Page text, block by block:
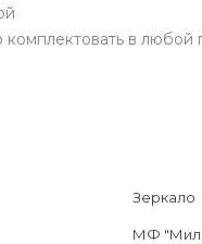
в любой
Зеркало
МФ